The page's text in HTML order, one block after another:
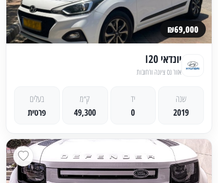
₪69,000
יונדאי I20
אזור נס ציונה ורחובות
שנה
2019
יד
0
ק״מ
49,300
בעלים
פרטית